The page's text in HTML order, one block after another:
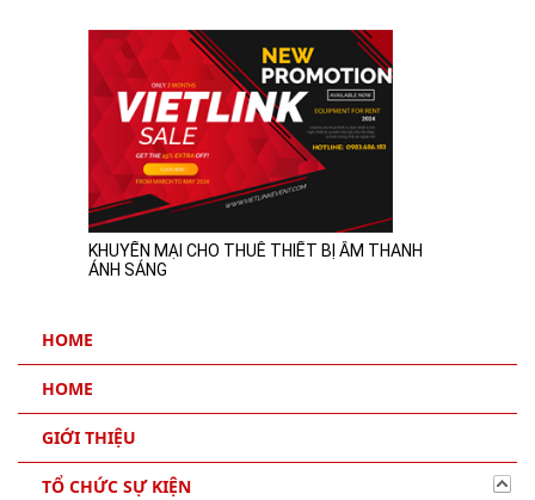
KHUYẾN MẠI CHO THUÊ THIẾT BỊ ÂM THANH
ÁNH SÁNG
HOME
HOME
GIỚI THIỆU
TỔ CHỨC SỰ KIỆN